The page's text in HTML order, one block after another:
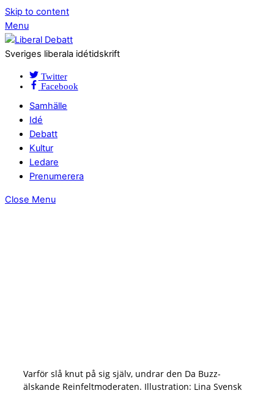
Skip to content
Menu
Sveriges liberala idétidskrift
Twitter
Facebook
Samhälle
Idé
Debatt
Kultur
Ledare
Prenumerera
Close Menu
Varför slå knut på sig själv, undrar den Da Buzz-
älskande Reinfeltmoderaten. Illustration: Lina Svensk